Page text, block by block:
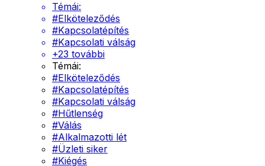
Témái:
#Elköteleződés
#Kapcsolatépítés
#Kapcsolati válság
+23 további
Témái:
#Elköteleződés
#Kapcsolatépítés
#Kapcsolati válság
#Hűtlenség
#Válás
#Alkalmazotti lét
#Üzleti siker
#Kiégés